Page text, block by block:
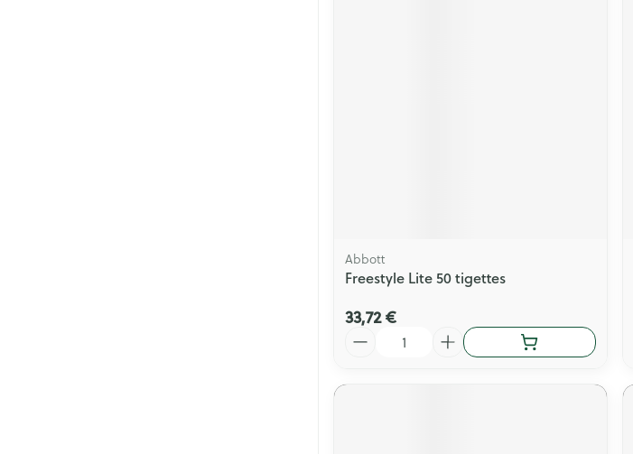
Abbott
Freestyle Lite 50 tigettes
33,72 €
Quantité